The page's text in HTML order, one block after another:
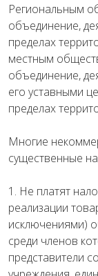
Региональным
объединение,
пределах
местным
объединение,
его уставными
пределах
Многие
существенные
1. Не платят
реализации
исключениями)
среди членов
представители